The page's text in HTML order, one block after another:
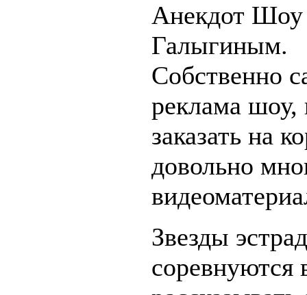
Анекдот
Галыгиным.
Собственно
реклама шоу,
заказать на
довольно
Звезды